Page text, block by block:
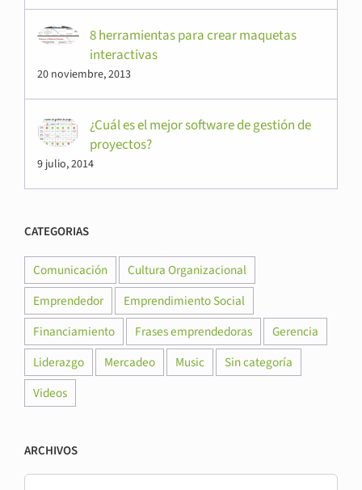
8 herramientas para crear maquetas
interactivas
20 noviembre, 2013
¿Cuál es el mejor software de gestión de
proyectos?
9 julio, 2014
CATEGORIAS
Comunicación
Cultura Organizacional
Emprendedor
Emprendimiento Social
Financiamiento
Frases emprendedoras
Gerencia
Liderazgo
Mercadeo Music
Sin categoría
Videos
ARCHIVOS